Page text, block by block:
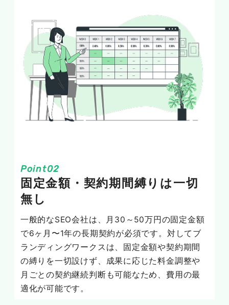
固定金額・契約期間縛りは一切
無し
一般的なSEO会社は、月30～50万円の固定金額
で6ヶ月〜1年の長期契約が必須です。対してブ
ランディングワークスは、固定金額や契約期間
の縛りを一切設けず、成果に応じた料金調整や
月ごとの契約継続判断も可能なため、費用の最
適化が可能です。